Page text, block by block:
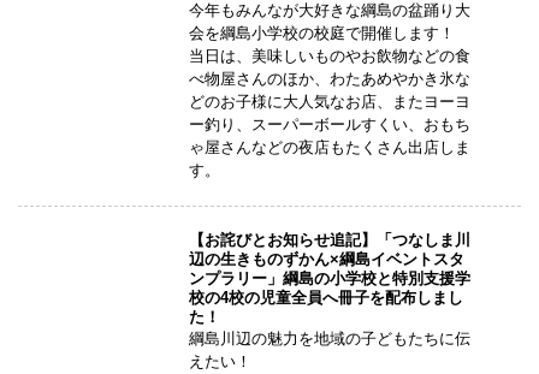
今年もみんなが大好きな綱島の盆踊り大
会を綱島小学校の校庭で開催します！
当日は、美味しいものやお飲物などの食
べ物屋さんのほか、わたあめやかき氷な
どのお子様に大人気なお店、またヨーヨ
ー釣り、スーパーボールすくい、おもち
ゃ屋さんなどの夜店もたくさん出店しま
す。
【お詫びとお知らせ追記】「つなしま川
辺の生きものずかん×綱島イベントスタ
ンプラリー」綱島の小学校と特別支援学
校の4校の児童全員へ冊子を配布しまし
た！
綱島川辺の魅力を地域の子どもたちに伝
えたい！